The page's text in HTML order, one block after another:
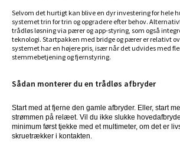
Selvom det hurtigt kan blive en dyr investering for hele
systemet trin for trin og opgradere efter behov.
trådløs løsning via pærer og app-styring, som også
teknologi. Startpakken med bridge og pærer er relativt
systemet har en højere pris, især når det udvides med
stemmebetjening og fjernstyring.
Sådan monterer du en trådløs afbryder
Start med at fjerne den gamle afbryder. Eller, start
strømmen på relæet. Vil du ikke slukke
minimum først tjekke med et multimeter, om det er
skruetrækker i kontakten.